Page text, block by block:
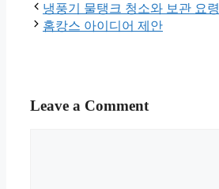
냉풍기 물탱크 청소와 보관 요령
홈캉스 아이디어 제안
Leave a Comment